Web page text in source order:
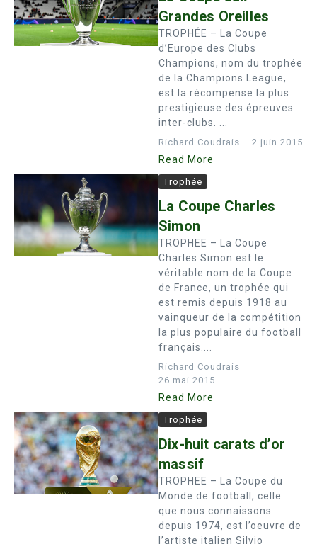
Grandes Oreilles
TROPHÉE – La Coupe
d’Europe des Clubs
Champions, nom du trophée
de la Champions League,
est la récompense la plus
prestigieuse des épreuves
inter-clubs. ...
Richard Coudrais 2 juin 2015
Read More
Trophée
La Coupe Charles
Simon
TROPHEE – La Coupe
Charles Simon est le
véritable nom de la Coupe
de France, un trophée qui
est remis depuis 1918 au
vainqueur de la compétition
la plus populaire du football
français....
Richard Coudrais
26 mai 2015
Read More
Trophée
Dix-huit carats d’or
massif
TROPHEE – La Coupe du
Monde de football, celle
que nous connaissons
depuis 1974, est l’oeuvre de
l’artiste italien Silvio